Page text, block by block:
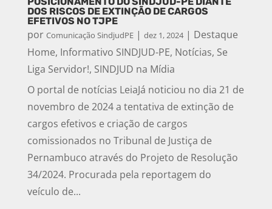
DOS RISCOS DE EXTINÇÃO DE CARGOS
EFETIVOS NO TJPE
por Comunicação SindjudPE| dez 1, 2024| Destaque
Home, Informativo SINDJUD-PE, Notícias, Se
Liga Servidor!, SINDJUD na Mídia
O portal de notícias LeiaJá noticiou no dia 21 de
novembro de 2024 a tentativa de extinção de
cargos efetivos e criação de cargos
comissionados no Tribunal de Justiça de
Pernambuco através do Projeto de Resolução
34/2024. Procurada pela reportagem do
veículo de...